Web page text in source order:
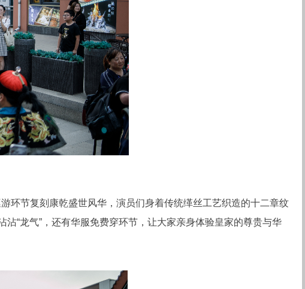
节复刻康乾盛世风华，演员们身着传统缂丝工艺织造的十二章纹
“龙气”，还有华服免费穿环节，让大家亲身体验皇家的尊贵与华